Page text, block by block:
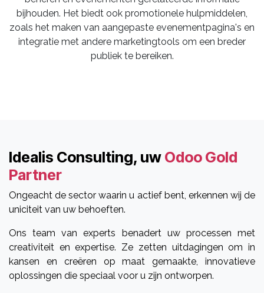
bijhouden. Het biedt ook promotionele hulpmiddelen,
zoals het maken van aangepaste evenementpagina's en
integratie met andere marketingtools om een breder
publiek te bereiken.
Idealis Consulting, uw Odoo Gold
Partner
Ongeacht de sector waarin u actief bent, erkennen wij de
uniciteit van uw behoeften.
Ons team van experts benadert uw processen met
creativiteit en expertise. Ze zetten uitdagingen om in
kansen en creëren op maat gemaakte, innovatieve
oplossingen die speciaal voor u zijn ontworpen.